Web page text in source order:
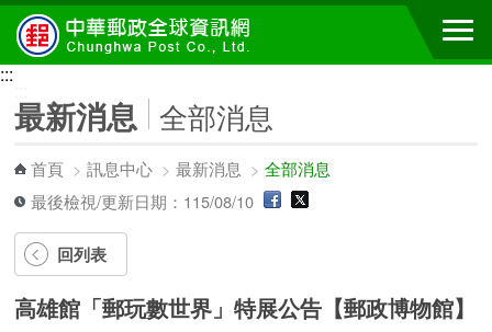
跳到主要內容區塊
:::
最新消息 全部消息
首頁 >訊息中心 >最新消息 >全部消息
最後檢視/更新日期：115/08/10
回列表
高雄館「郵玩數世界」特展公告【郵政博物館】